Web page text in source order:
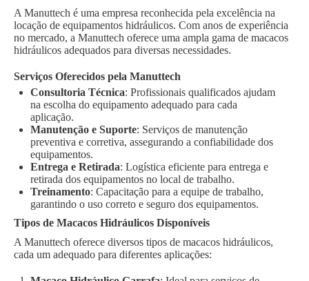
A Manuttech é uma empresa reconhecida pela excelência na
locação de equipamentos hidráulicos. Com anos de experiência
no mercado, a Manuttech oferece uma ampla gama de macacos
hidráulicos adequados para diversas necessidades.
Serviços Oferecidos pela Manuttech
Consultoria Técnica: Profissionais qualificados ajudam
na escolha do equipamento adequado para cada
aplicação.
Manutenção e Suporte: Serviços de manutenção
preventiva e corretiva, assegurando a confiabilidade dos
equipamentos.
Entrega e Retirada: Logística eficiente para entrega e
retirada dos equipamentos no local de trabalho.
Treinamento: Capacitação para a equipe de trabalho,
garantindo o uso correto e seguro dos equipamentos.
Tipos de Macacos Hidráulicos Disponíveis
A Manuttech oferece diversos tipos de macacos hidráulicos,
cada um adequado para diferentes aplicações: